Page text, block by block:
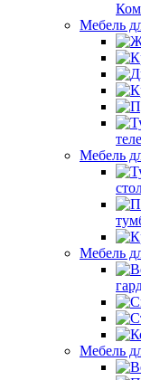
Мебель
Мебель
Мебель
Мебель